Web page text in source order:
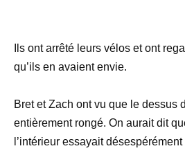
Ils ont arrêté leurs vélos et ont
qu’ils en avaient envie.
Bret et Zach ont vu que le dessus
entièrement rongé. On aurait dit
l’intérieur essayait désespérément